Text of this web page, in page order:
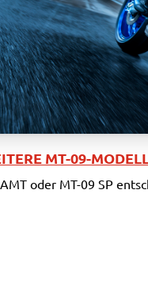
MT-09-
oder MT-09 SP